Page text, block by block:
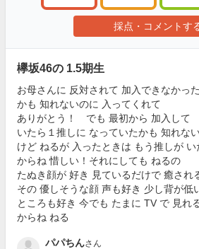
採点・コメントす
欅坂46の 1.5期生
お母さんに 反対されて 加入できなかった
かも 知れないのに 入ってくれて
ありがとう！ でも 最初から 加入して
いたら１推しに なっていたかも 知れな
けど ねるが 入ったときは もう推しが い
からね 惜しい！それにしても ねるの
たぬき顔が 好き 見ているだけで 癒され
その 優しそうな顔 声も好き 少し背が低
ところも好き 今でも たまに TV で 見れ
からね ねる
パパちんさん